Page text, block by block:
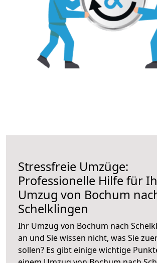
Stressfreie Umzüge:
Professionelle Hilfe für
Umzug von Bochum
Schelklingen
Ihr Umzug von Bochum nach
an und Sie wissen nicht, was Sie
sollen? Es gibt einige wichtige